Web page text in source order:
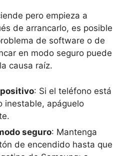
pero empieza a
de arrancarlo, es posible
de software o de
en modo seguro puede
causa raíz.
: Si el teléfono está
inestable, apáguelo
seguro: Mantenga
de encendido hasta que